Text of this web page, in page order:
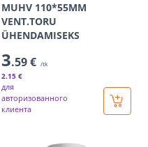
MUHV 110*55MM
VENT.TORU
ÜHENDAMISEKS
3.59 € /tk
2.15 €
для
авторизованного
клиента